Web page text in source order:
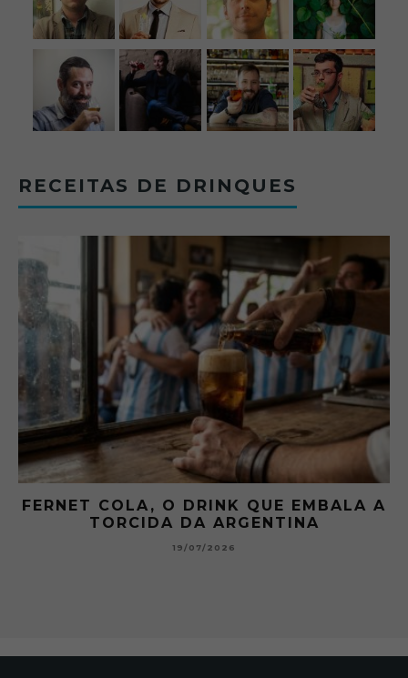
RECEITAS DE DRINQUES
FERNET COLA, O DRINK QUE EMBALA A
TORCIDA DA ARGENTINA
19/07/2026